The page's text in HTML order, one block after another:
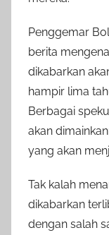
Penggemar
berita
dikabarkan
hampir lima
Berbagai
akan
yang akan
Tak kalah
dikabarkan
dengan salah